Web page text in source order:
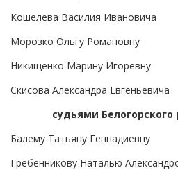
Кошелева Василия Ивановича
Морозко Ольгу Романовну
Никищенко Марину Игоревну
Скисова Александра Евгеньевича
судьями Белогорского
Балему Татьяну Геннадиевну
Гребенникову Наталью